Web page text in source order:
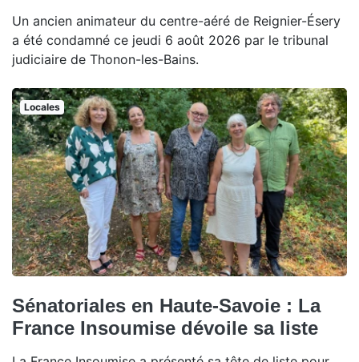
Un ancien animateur du centre-aéré de Reignier-Ésery
a été condamné ce jeudi 6 août 2026 par le tribunal
judiciaire de Thonon-les-Bains.
Locales
Sénatoriales en Haute-Savoie : La
France Insoumise dévoile sa liste